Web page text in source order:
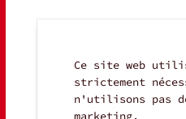
Ce site web
strictement
n'utilisons pas
marketing.